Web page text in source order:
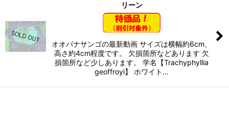
リーン
オオバナサンゴの最新動画 サイズは横幅約6cm、
高さ約4cm程度です。 欠損箇所などあります 欠
損箇所など少しあります。 学名【Trachyphyllia
geoffroyi】 ホワイト…